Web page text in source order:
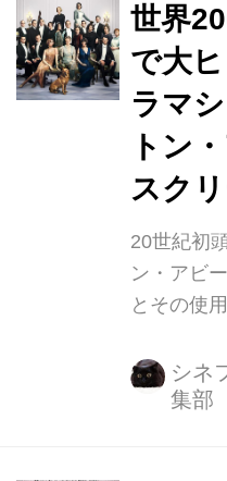
ちの生活
れたヒュ
リーズは
全52エピ
2019年に
と、社会
んな待望
ン・アビ
30日（金
す。...
世界
で大
ラマ
トン
スク
20世紀初
ン・アビ
とその使
月の放送
ブ賞やエ
シネ
集部